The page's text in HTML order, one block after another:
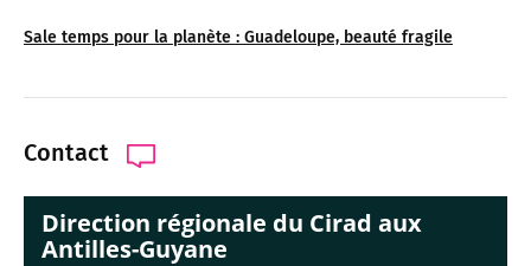
Sale temps pour la planète : Guadeloupe, beauté fragile
Contact
Direction régionale du Cirad aux
Antilles-Guyane